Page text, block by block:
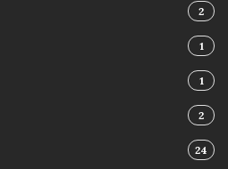
2
1
1
2
24